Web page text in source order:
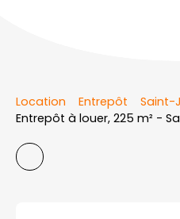
Location Entrepôt
Saint-
Entrepôt à louer, 225 m² -